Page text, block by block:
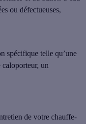
ou défectueuses,
spécifique telle qu’une
un
de votre chauffe-